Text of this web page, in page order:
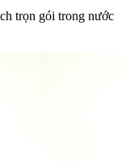
trọn gói trong nước